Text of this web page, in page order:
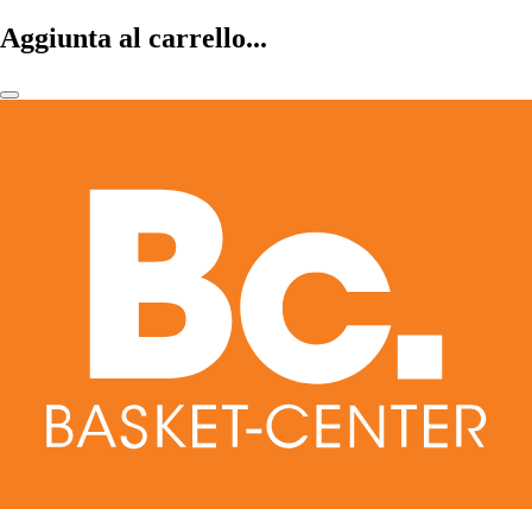
Aggiunta al carrello...